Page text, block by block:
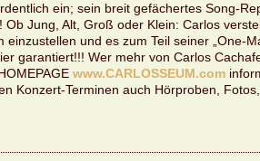
ein; sein breit ge­fä­cher­tes Song-
Ob Jung, Alt, Groß oder Klein: Car­los
ein­zu­stel­len und es zum Teil sei­ner „One-
ga­ran­tiert!!! Wer mehr von Car­los
www.​CAR­LOS­SE­UM.​com
Kon­zert-Ter­mi­nen auch Hör­pro­ben,